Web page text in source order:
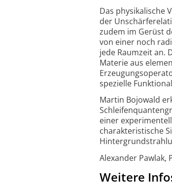
Das physikalische
der
zudem im Gerüst
von einer noch
jede Raumzeit an.
Materie aus
spezielle
Martin Bojowald
einer
charakteristische
Alexander Pawlak,
Weitere